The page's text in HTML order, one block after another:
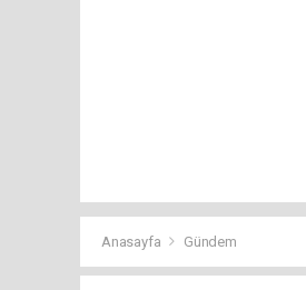
Anasayfa Gündem